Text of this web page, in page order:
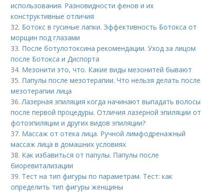
использования. Разновидности фенов и их
конструктивные отличия
32. Ботокс в гусиные лапки. Эффективность Ботокса от
морщин под глазами
33. После ботулотоксина рекомендации. Уход за лицом
после Ботокса и Диспорта
34. Мезонити это, что. Какие виды мезонитей бывают
35. Папулы после мезотерапии. Что нельзя делать после
мезотерапии лица
36. Лазерная эпиляция когда начинают выпадать волосы
после первой процедуры. Отличия лазерной эпиляции от
фотоэпиляции и других видов эпиляции?
37. Массаж от отека лица. Ручной лимфодренажный
массаж лица в домашних условиях
38. Как избавиться от папулы. Папулы после
биоревитализации
39. Тест на тип фигуры по параметрам. Тест: как
определить тип фигуры женщины